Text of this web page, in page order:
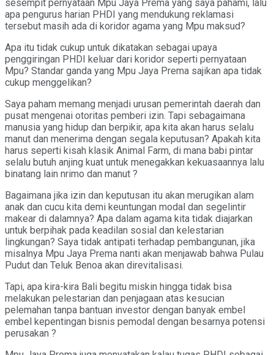
sesempit pernyataan Mpu Jaya Prema yang saya pahami, lalu
apa pengurus harian PHDI yang mendukung reklamasi
tersebut masih ada di koridor agama yang Mpu maksud?
Apa itu tidak cukup untuk dikatakan sebagai upaya
penggiringan PHDI keluar dari koridor seperti pernyataan
Mpu? Standar ganda yang Mpu Jaya Prema sajikan apa tidak
cukup menggelikan?
Saya paham memang menjadi urusan pemerintah daerah dan
pusat mengenai otoritas pemberi izin. Tapi sebagaimana
manusia yang hidup dan berpikir, apa kita akan harus selalu
manut dan menerima dengan segala keputusan? Apakah kita
harus seperti kisah klasik Animal Farm, di mana babi pintar
selalu butuh anjing kuat untuk menegakkan kekuasaannya lalu
binatang lain nrimo dan manut ?
Bagaimana jika izin dan keputusan itu akan merugikan alam
anak dan cucu kita demi keuntungan modal dan segelintir
makear di dalamnya? Apa dalam agama kita tidak diajarkan
untuk berpihak pada keadilan sosial dan kelestarian
lingkungan? Saya tidak antipati terhadap pembangunan, jika
misalnya Mpu Jaya Prema nanti akan menjawab bahwa Pulau
Pudut dan Teluk Benoa akan direvitalisasi.
Tapi, apa kira-kira Bali begitu miskin hingga tidak bisa
melakukan pelestarian dan penjagaan atas kesucian
pelemahan tanpa bantuan investor dengan banyak embel
embel kepentingan bisnis pemodal dengan besarnya potensi
perusakan ?